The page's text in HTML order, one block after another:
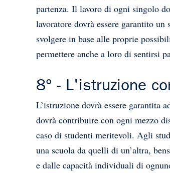
partenza. Il lavoro di ogni singolo
lavoratore dovrà essere garantito
svolgere in base alle proprie
permettere anche a loro di sentirsi
8° - L'istruzione
L’istruzione dovrà essere
dovrà contribuire con ogni mezzo
caso di studenti meritevoli. Agli
una scuola da quelli di un’altra,
e dalle capacità individuali di